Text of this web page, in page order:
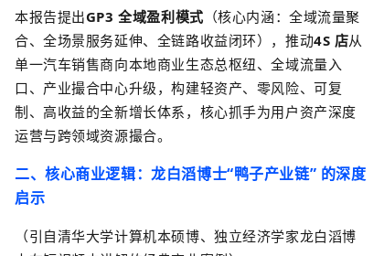
本报告提出GP3全域盈利模式 （核心内涵：全域流量聚
合、全场景服务延伸、全链路收益闭环），推动4S 店从
单一汽车销售商向本地商业生态总枢纽、全域流量入
口、产业撮合中心升级，构建轻资产、零风险、可复
制、高收益的全新增长体系，核心抓手为用户资产深度
运营与跨领域资源撮合。
二、核心商业逻辑：龙白滔博士“鸭子产业链” 的深度
启示
（引自清华大学计算机本硕博、独立经济学家龙白滔博